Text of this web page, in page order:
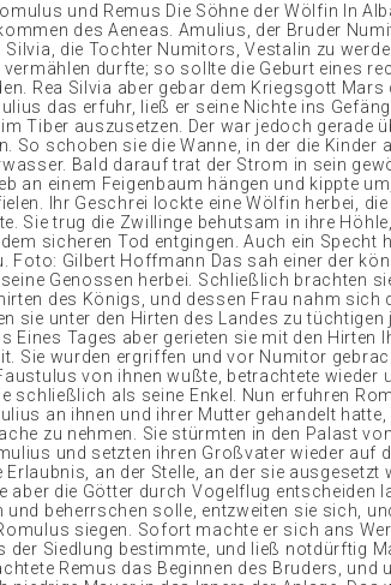
und Remus Die Söhne der Wölfin In
des Aeneas. Amulius, der Bruder
Silvia, die Tochter Numitors, Vestalin zu
vermählen durfte; so sollte die Geburt eines
Rea Silvia aber gebar dem Kriegsgott
das erfuhr, ließ er seine Nichte ins
Tiber auszusetzen. Der war jedoch gerade
So schoben sie die Wanne, in der die Kinder
Bald darauf trat der Strom in sein
an einem Feigenbaum hängen und kippte
Ihr Geschrei lockte eine Wölfin herbei,
Sie trug die Zwillinge behutsam in ihre
sicheren Tod entgingen. Auch ein Specht
Foto: Gilbert Hoffmann Das sah einer der
Genossen herbei. Schließlich brachten
des Königs, und dessen Frau nahm sich
sie unter den Hirten des Landes zu tüchtigen
Eines Tages aber gerieten sie mit den Hirten
Sie wurden ergriffen und vor Numitor
von ihnen wußte, betrachtete wieder
schließlich als seine Enkel. Nun erfuhren
an ihnen und ihrer Mutter gehandelt
zu nehmen. Sie stürmten in den Palast
und setzten ihren Großvater wieder auf
Erlaubnis, an der Stelle, an der sie ausgesetzt
aber die Götter durch Vogelflug entscheiden
und beherrschen solle, entzweiten sie sich,
siegen. Sofort machte er sich ans
der Siedlung bestimmte, und ließ notdürftig
Remus das Beginnen des Bruders, und